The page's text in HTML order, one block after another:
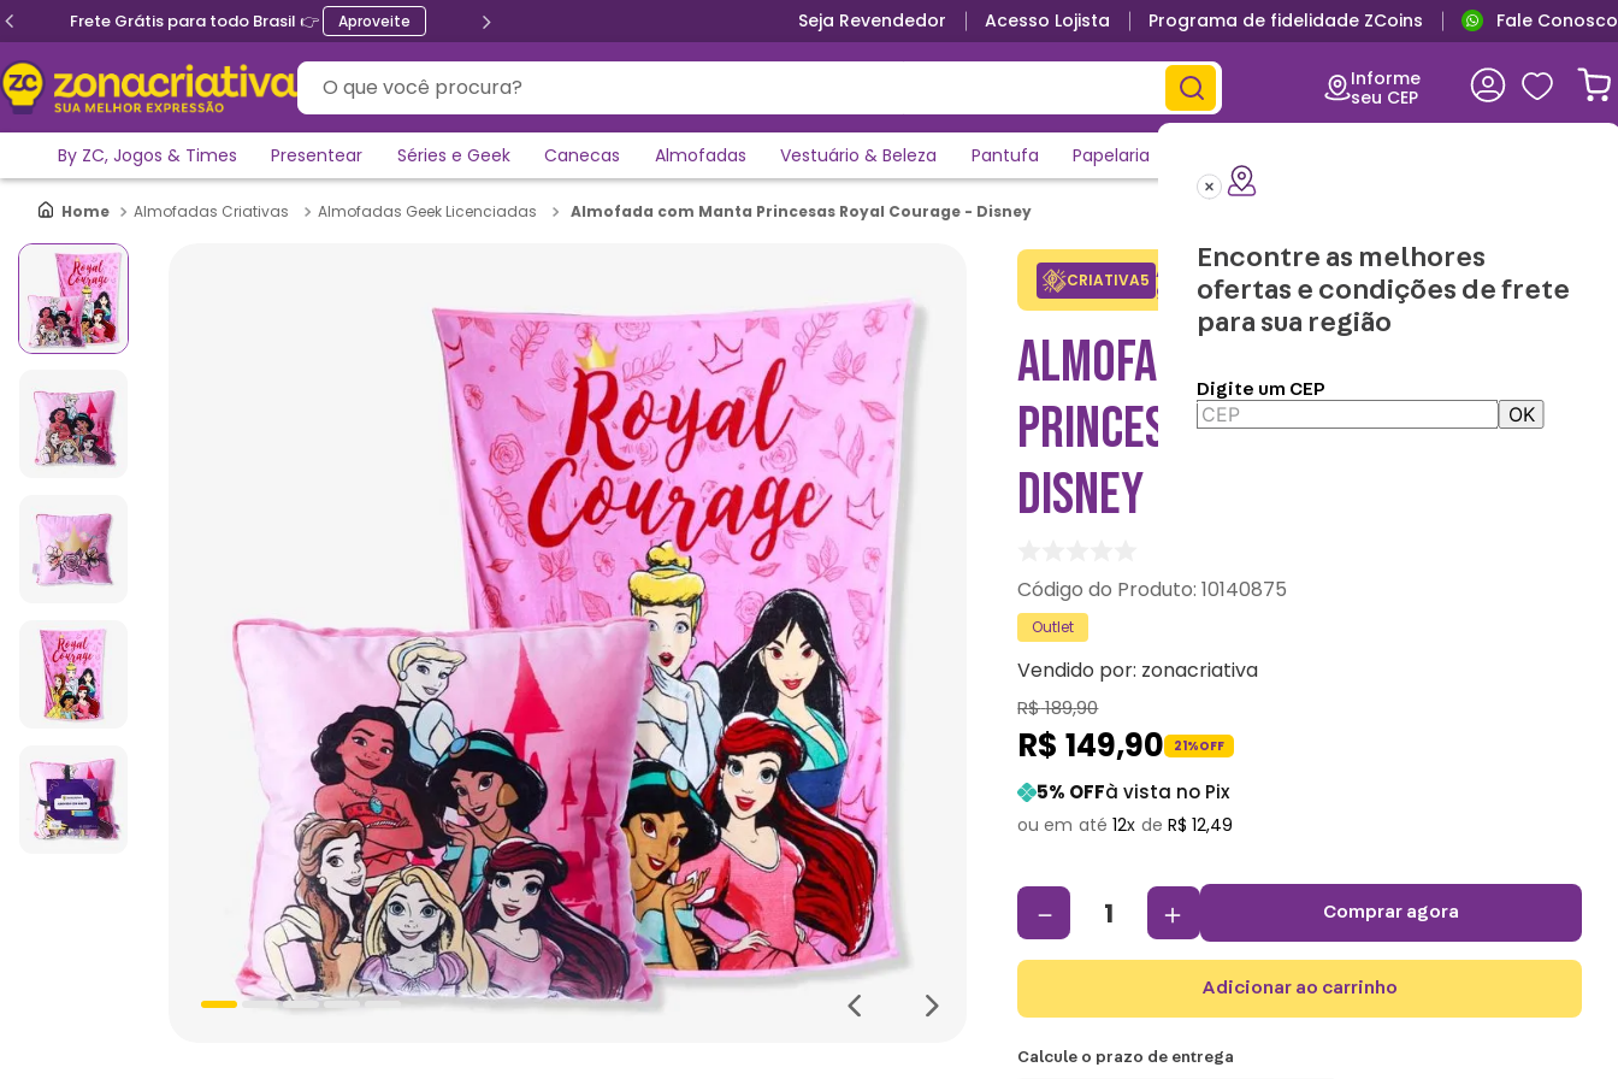
Frete Grátis para todo Brasil 👉 Aproveite Seja Revendedor Acesso Lojista Programa de fidelidade ZCoins Fale Conosco
O que você procura?
Informe
seu CEP
Encontre as melhores
ofertas e condições de frete
para sua região
Digite um CEP
OK
By ZC, Jogos & Times Presentear Séries e Geek Canecas Almofadas Vestuário & Beleza Pantufa Papelaria
Almofadas Criativas Almofadas Geek Licenciadas Almofada com Manta Princesas Royal Courage - Disney
CRIATIVA5 Adicione o cupom no carrinho e
ganhe desconto na 1a compra.
Copiar
ALMOFADA COM MANTA
PRINCESAS ROYAL COURAGE -
DISNEY
:10140875
Outlet
Vendido por: zonacriativa
R$189,90
R$ 149,90 21%OFF
5% OFFà vista no Pix
12 R$ 12,49
＋
－ comprar agora
adicionar ao carrinho